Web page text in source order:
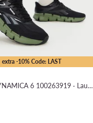
extra -10% Code: LAST
EO-ZIG DYNAMICA 6 100263919 · Laufschuhe